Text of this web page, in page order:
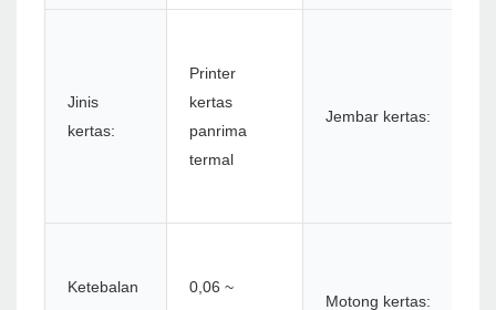
Jinis
kertas:
Printer
kertas
panrima
termal
Jembar kertas:
Ketebalan
0,06 ~
Motong kertas: